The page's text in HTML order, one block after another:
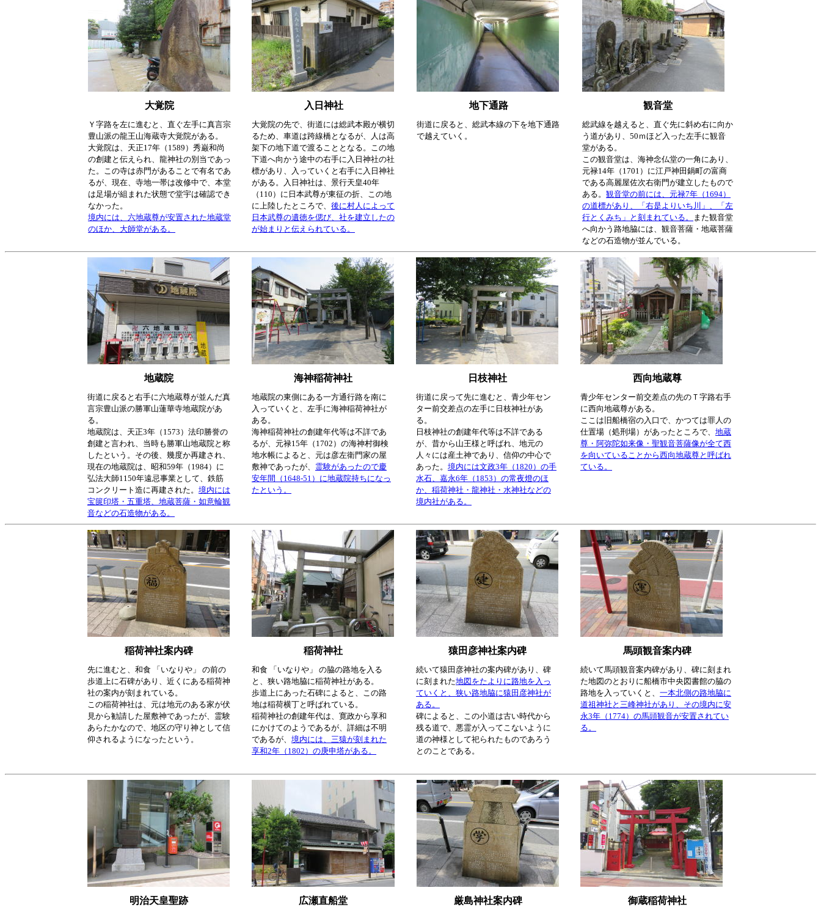
大覚院 入日神社 地下通路 観音堂
Ｙ字路を左に進むと、直ぐ左手に真言宗
豊山派の龍王山海蔵寺大覚院がある。
大覚院は、天正17年（1589）秀巌和尚
の創建と伝えられ、龍神社の別当であっ
た。この寺は赤門があることで有名であ
るが、現在、寺地一帯は改修中で、本堂
は足場が組まれた状態で堂宇は確認でき
なかった。
境内には、六地蔵尊が安置された地蔵堂
のほか、大師堂がある。
大覚院の先で、街道には総武本殿が横切
るため、車道は跨線橋となるが、人は高
架下の地下道で渡ることとなる。この地
下道へ向かう途中の右手に入日神社の社
標があり、入っていくと右手に入日神社
がある。入日神社は、景行天皇40年
（110）に日本武尊が東征の折、この地
に上陸したところで、 後に村人によって
日本武尊の遺徳を偲び、社を建立したの
が始まりと伝えられている。
街道に戻ると、総武本線の下を地下通路
で越えていく。
総武線を越えると、直ぐ先に斜め右に向か
う道があり、50ｍほど入った左手に観音
堂がある。
この観音堂は、海神念仏堂の一角にあり、
元禄14年（1701）に江戸神田鍋町の富商
である高麗屋佐次右衛門が建立したもので
ある。 観音堂の前には、元禄7年（1694）
の道標があり、「右是よりいち川」、「左
行とくみち」と刻まれている。
また観音堂
へ向かう路地脇には、観音菩薩・地蔵菩薩
などの石造物が並んでいる。
地蔵院 海神稲荷神社 日枝神社 西向地蔵尊
街道に戻ると右手に六地蔵尊が並んだ真
言宗豊山派の勝軍山蓮華寺地蔵院があ
る。
地蔵院は、天正3年（1573）法印勝誉の
創建と言われ、当時も勝軍山地蔵院と称
したという。その後、幾度か再建され、
現在の地蔵院は、昭和59年（1984）に
弘法大師1150年遠忌事業として、鉄筋
コンクリート造に再建された。 境内には
宝篋印塔・五重塔、地蔵菩薩・如意輪観
音などの石造物がある。
地蔵院の東側にある一方通行路を南に
入っていくと、左手に海神稲荷神社が
ある。
海神稲荷神社の創建年代等は不詳であ
るが、元禄15年（1702）の海神村御検
地水帳によると、元は彦左衛門家の屋
敷神であったが、 霊験があったので慶
安年間（1648-51）に地蔵院持ちになっ
たという。
街道に戻って先に進むと、青少年セン
ター前交差点の左手に日枝神社があ
る。
日枝神社の創建年代等は不詳である
が、昔から山王様と呼ばれ、地元の
人々には産土神であり、信仰の中心で
あった。 境内には文政3年（1820）の手
水石、嘉永6年（1853）の常夜燈のほ
か、稲荷神社・龍神社・水神社などの
境内社がある。
青少年センター前交差点の先のＴ字路右手
に西向地蔵尊がある。
ここは旧船橋宿の入口で、かつては罪人の
仕置場（処刑場）があったところで、 地蔵
尊・阿弥陀如来像・聖観音菩薩像が全て西
を向いていることから西向地蔵尊と呼ばれ
ている。
稲荷神社案内碑 稲荷神社 猿田彦神社案内碑 馬頭観音案内碑
先に進むと、和食 「いなりや」 の前の
歩道上に石碑があり、近くにある稲荷神
社の案内が刻まれている。
この稲荷神社は、元は地元のある家が伏
見から勧請した屋敷神であったが、霊験
あらたかなので、地区の守り神として信
仰されるようになったという。
和食 「いなりや」 の脇の路地を入る
と、狭い路地脇に稲荷神社がある。
歩道上にあった石碑によると、この路
地は稲荷横丁と呼ばれている。
稲荷神社の創建年代は、寛政から享和
にかけてのようであるが、詳細は不明
であるが、 境内には、三猿が刻まれた
享和2年（1802）の庚申塔がある。
続いて猿田彦神社の案内碑があり、碑
に刻まれた地図をたよりに路地を入っ
ていくと、狭い路地脇に猿田彦神社が
ある。
碑によると、この小道は古い時代から
残る道で、悪霊が入ってこないように
道の神様として祀られたものであろう
とのことである。
続いて馬頭観音案内碑があり、碑に刻まれ
た地図のとおりに船橋市中央図書館の脇の
路地を入っていくと、 一本北側の路地脇に
道祖神社と三峰神社があり、その境内に安
永3年（1774）の馬頭観音が安置されてい
る。
明治天皇聖跡 広瀬直船堂 厳島神社案内碑 御蔵稲荷神社